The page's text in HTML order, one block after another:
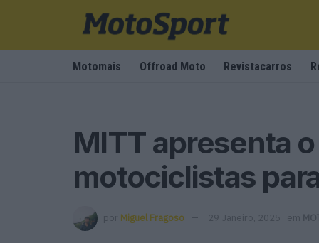
Motomais Offroad Moto Revistacarros
MITT apresenta
motociclistas
por Miguel Fragoso 29 Janeiro, 2025 em